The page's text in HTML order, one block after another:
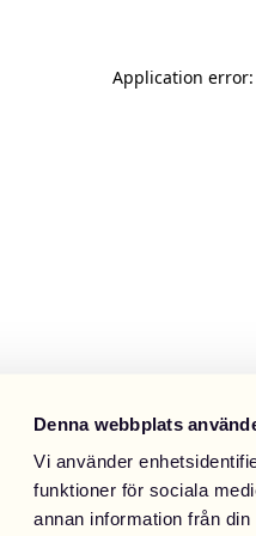
Denna webbplats
Vi använder
funktioner för sociala
annan information från
Application